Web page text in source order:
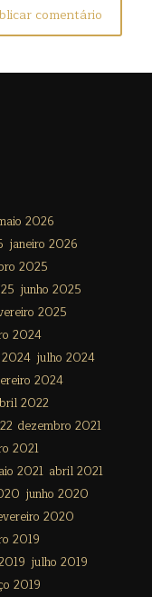
2026
janeiro 2026
2025
junho 2025
2025
2024
julho 2024
2024
2022
dezembro 2021
2021
2021 abril 2021
junho 2020
2020
2019
julho 2019
2019